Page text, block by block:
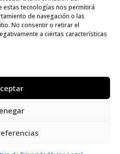
estas tecnologías nos permitirá
de navegación o las
No consentir o retirar el
a ciertas características